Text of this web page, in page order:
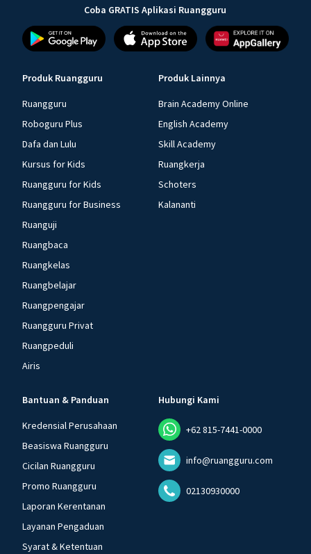
Coba GRATIS Aplikasi Ruangguru
Produk Ruangguru
Ruangguru
Roboguru Plus
Dafa dan Lulu
Kursus for Kids
Ruangguru for Kids
Ruangguru for Business
Ruanguji
Ruangbaca
Ruangkelas
Ruangbelajar
Ruangpengajar
Ruangguru Privat
Ruangpeduli
Airis
Produk Lainnya
Brain Academy Online
English Academy
Skill Academy
Ruangkerja
Schoters
Kalananti
Bantuan & Panduan
Kredensial Perusahaan
Beasiswa Ruangguru
Cicilan Ruangguru
Promo Ruangguru
Laporan Kerentanan
Layanan Pengaduan
Syarat & Ketentuan
Hubungi Kami
+62 815-7441-0000
info@ruangguru.com
02130930000